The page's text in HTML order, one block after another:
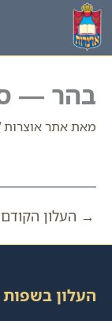
דילוג
לתוכן
בהר —
מאתאתר אוצרות
→ העלון הקודם
העלון בשפות